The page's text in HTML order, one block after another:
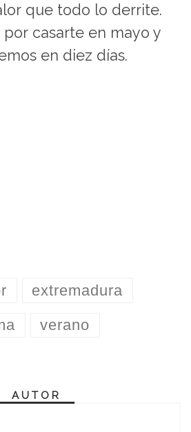
que todo lo derrite.
por casarte en mayo y
en diez días.
extremadura
verano
AUTOR